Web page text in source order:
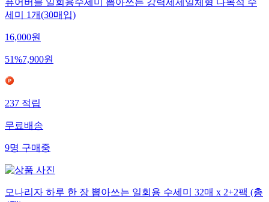
퓨어버블 일회용수세미 뽑아쓰는 강력세제일체형 다목적 수
세미 1개(30매입)
16,000원
51%7,900원
237적립
무료배송
9명구매중
모나리자 하루 한 장 뽑아쓰는 일회용 수세미 32매 x 2+2팩 (총